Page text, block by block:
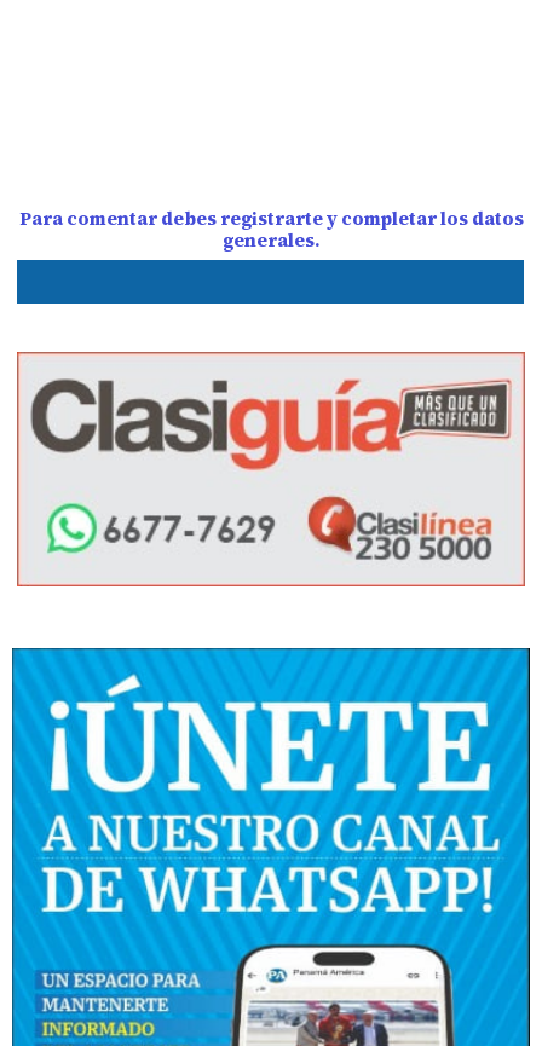
Para comentar debes registrarte y completar los datos
generales.